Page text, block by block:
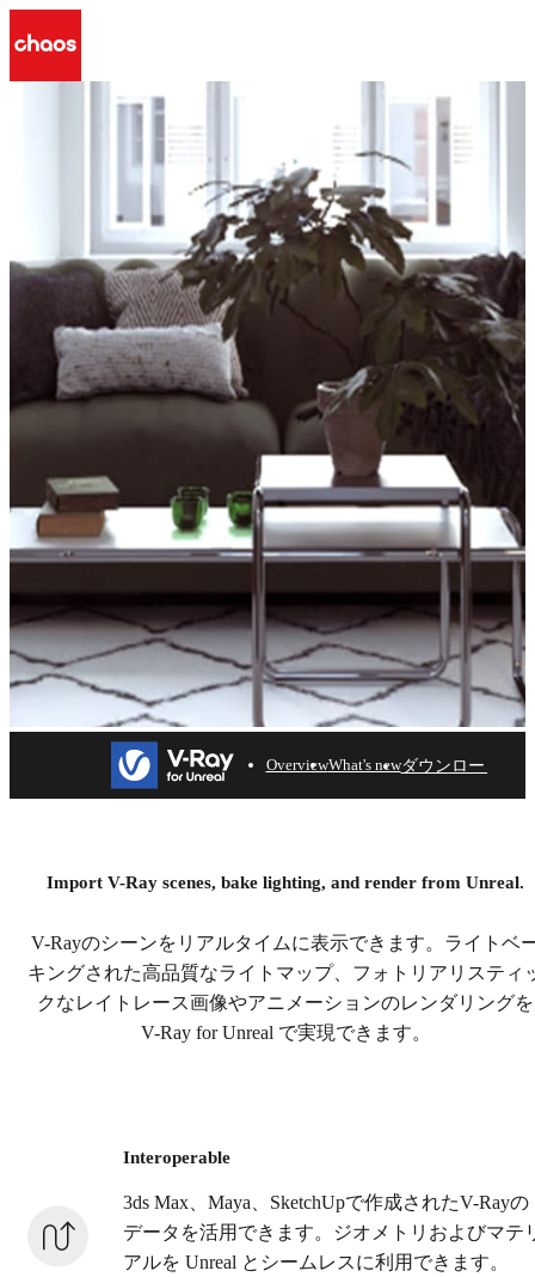
30日間無料でお試しいただけます。
ダウンロード
OverviewWhat's newダウンロード
Import V-Ray scenes, bake lighting, and render from Unreal.
V-Rayのシーンをリアルタイムに表示できます。ライトベ
キングされた高品質なライトマップ、フォトリアリスティ
クなレイトレース画像やアニメーションのレンダリングを
V-Ray for Unreal で実現できます。
Interoperable
3ds Max、Maya、SketchUpで作成されたV-Rayの
データを活用できます。ジオメトリおよびマテ
アルを Unreal とシームレスに利用できます。